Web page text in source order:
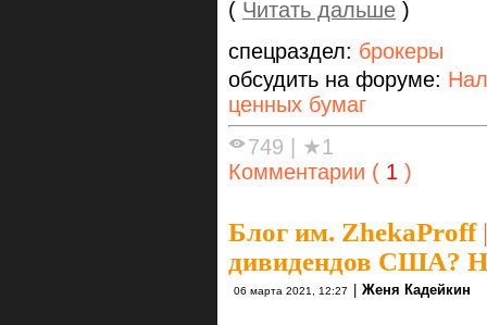
( Читать дальше )
спецраздел: брокеры
обсудить на форуме:
ценных бумаг
749
★1
Комментарии ( 1 )
Блог им. ZhekaProff|
дивидендов США?
06 марта 2021, 12:27 Женя Кадейкин